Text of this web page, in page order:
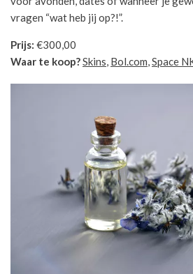
vragen “wat heb jij op?!”.
Prijs: €300,00
Waar te koop?Skins, Bol.com,Space